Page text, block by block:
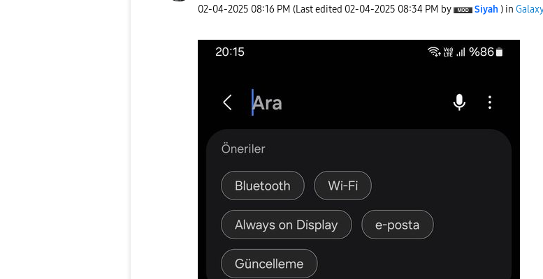
‎02-04-2025 08:16 PM (Last edited ‎02-04-2025 08:34 PM by Siyah ) in